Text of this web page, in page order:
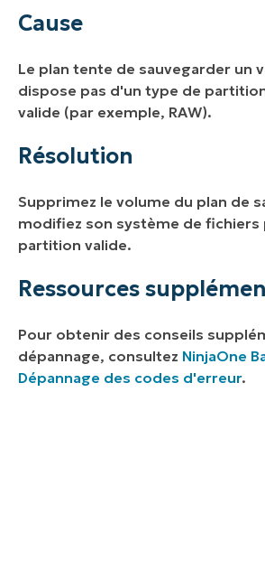
Cause
Le plan tente de sauvegarder un
dispose pas d'un type de
valide (par exemple, RAW).
Résolution
Supprimez le volume du plan de
modifiez son système de fichiers
partition valide.
Ressources
Pour obtenir des conseils
dépannage, consultez NinjaOne
Dépannage des codes d'erreur.